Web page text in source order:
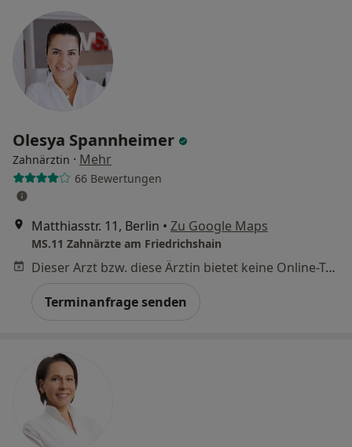
Olesya Spannheimer
Zahnärztin · Mehr
66 Bewertungen
Matthiasstr. 11, Berlin • Zu Google Maps
MS.11 Zahnärzte am Friedrichshain
Dieser Arzt bzw. diese Ärztin bietet keine Online-Terminbuchung an diesem Standort an.
Terminanfrage senden